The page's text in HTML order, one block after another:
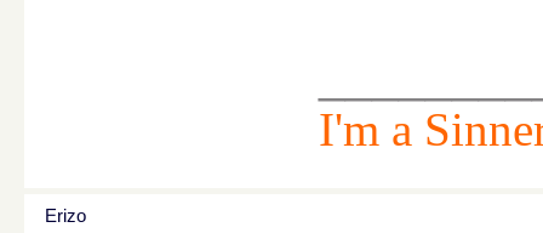
I'm a
Erizo